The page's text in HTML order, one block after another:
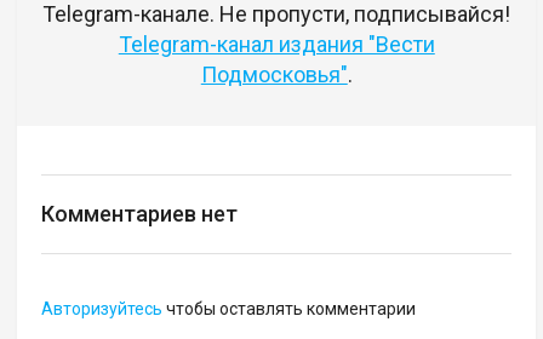
Telegram-канале. Не пропусти, подписывайся!
Telegram-канал издания "Вести
Подмосковья".
Комментариев нет
Авторизуйтесь чтобы оставлять комментарии